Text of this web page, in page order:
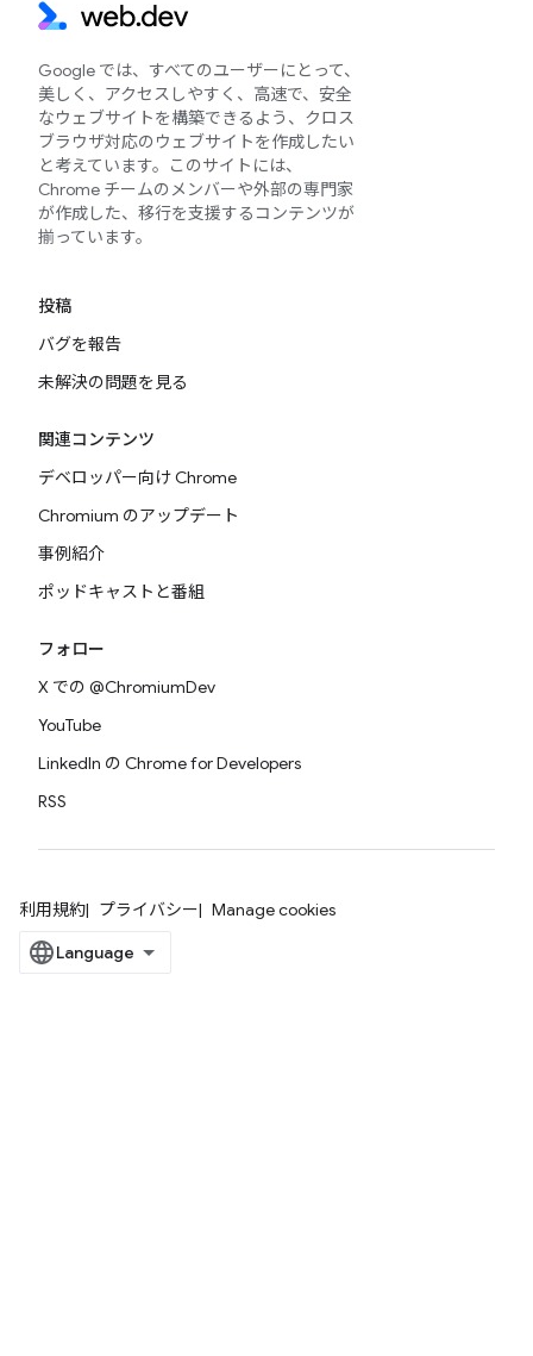
Google では、すべてのユーザーにとって、
美しく、アクセスしやすく、高速で、安全
なウェブサイトを構築できるよう、クロス
ブラウザ対応のウェブサイトを作成したい
と考えています。このサイトには、
Chrome チームのメンバーや外部の専門家
が作成した、移行を支援するコンテンツが
揃っています。
投稿
バグを報告
未解決の問題を見る
関連コンテンツ
デベロッパー向け Chrome
Chromium のアップデート
事例紹介
ポッドキャストと番組
フォロー
X での @ChromiumDev
YouTube
LinkedIn の Chrome for Developers
RSS
利用規約 プライバシー Manage cookies